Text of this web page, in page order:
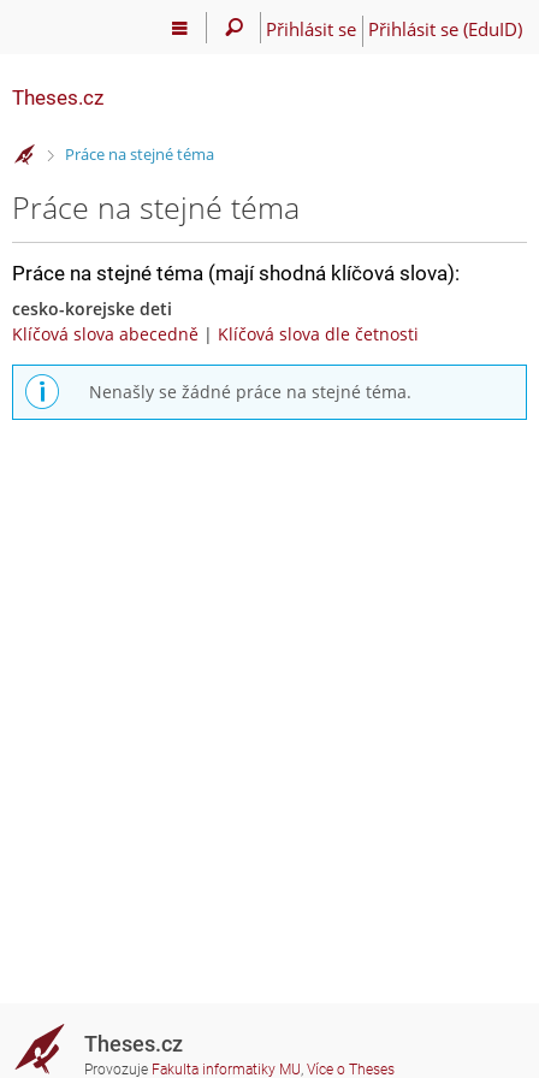
Přihlásit se Přihlásit se (EduID)
Theses.cz
>Práce na stejné téma
Práce na stejné téma
Práce na stejné téma (mají shodná klíčová slova):
cesko-korejske deti
Klíčová slova abecedně | Klíčová slova dle četnosti
Nenašly se žádné práce na stejné téma.
Theses.cz
Provozuje Fakulta informatiky MU, Více o Theses